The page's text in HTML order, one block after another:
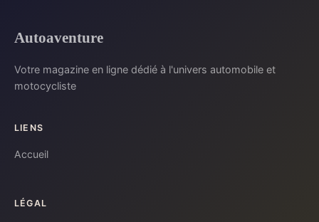
Autoaventure
Votre magazine en ligne dédié à l'univers automobile et
motocycliste
LIENS
Accueil
LÉGAL